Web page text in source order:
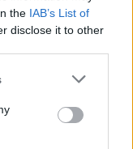
the IAB’s List of
disclose it to other